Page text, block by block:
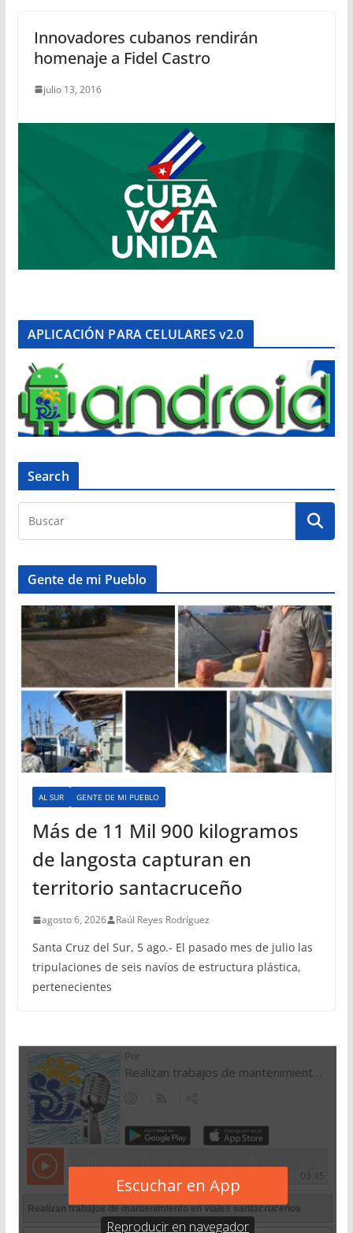
Innovadores cubanos rendirán
homenaje a Fidel Castro
julio 13, 2016
APLICACIÓN PARA CELULARES v2.0
Search
Gente de mi Pueblo
AL SUR GENTE DE MI PUEBLO
Más de 11 Mil 900 kilogramos
de langosta capturan en
territorio santacruceño
agosto 6, 2026 Raúl Reyes Rodríguez
Santa Cruz del Sur, 5 ago.- El pasado mes de julio las
tripulaciones de seis navíos de estructura plástica,
pertenecientes